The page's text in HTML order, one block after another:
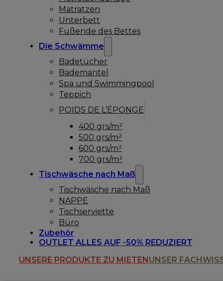
Matratzen
Unterbett
Fußende des Bettes
Die Schwämme
Badetücher
Bademantel
Spa und Swimmingpool
Teppich
POIDS DE L’ÉPONGE
400 grs/m²
500 grs/m²
600 grs/m²
700 grs/m²
Tischwäsche nach Maß
Tischwäsche nach Maß
NAPPE
Tischserviette
Büro
Zubehör
OUTLET ALLES AUF -50% REDUZIERT
UNSERE PRODUKTE ZU MIETENUNSER